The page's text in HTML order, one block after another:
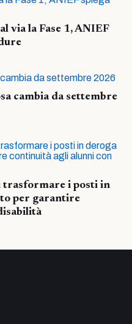
via la Fase 1, ANIEF
cambia da settembre
trasformare i posti in
per garantire